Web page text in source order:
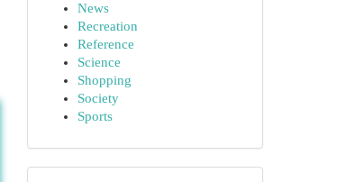
News
Recreation
Reference
Science
Shopping
Society
Sports